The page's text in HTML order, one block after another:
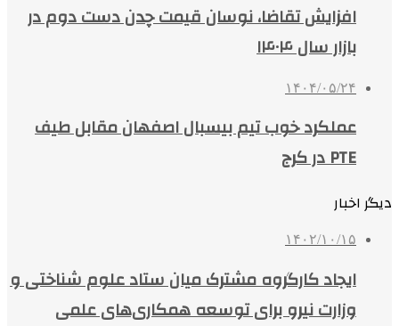
افزایش تقاضا، نوسان قیمت چدن دست دوم در
بازار سال ۱۴۰۴
۱۴۰۴/۰۵/۲۴
عملکرد خوب تیم بیسبال اصفهان مقابل طیف
PTE در کرج
دیگر اخبار
۱۴۰۲/۱۰/۱۵
ایجاد کارگروه مشترک میان ستاد علوم شناختی و
وزارت نیرو برای توسعه همکاری‌های علمی